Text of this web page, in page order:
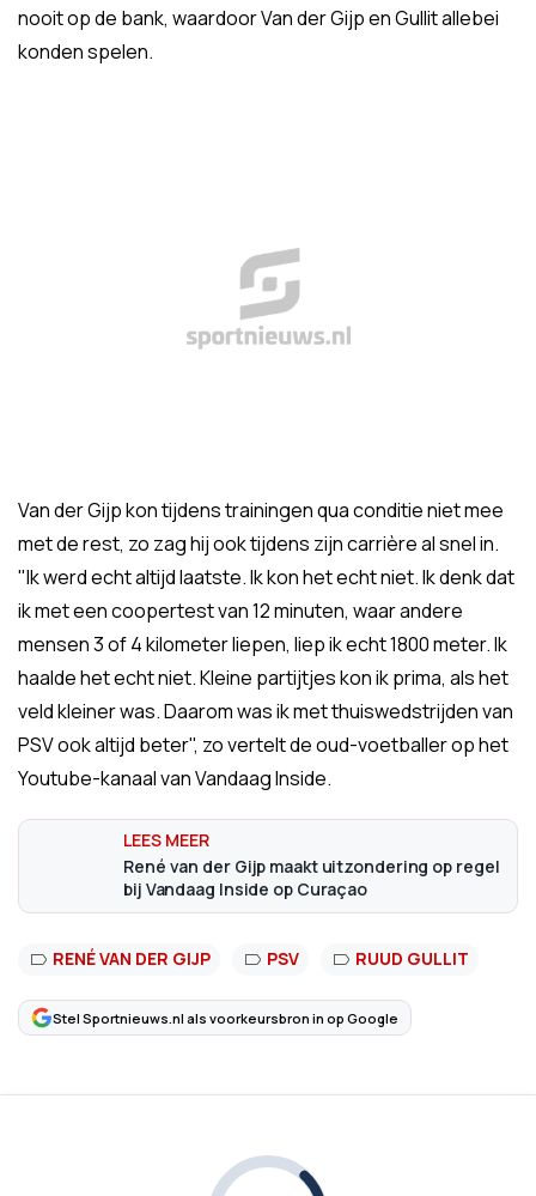
nooit op de bank, waardoor Van der Gijp en Gullit allebei
konden spelen.
Van der Gijp kon tijdens trainingen qua conditie niet mee
met de rest, zo zag hij ook tijdens zijn carrière al snel in.
"Ik werd echt altijd laatste. Ik kon het echt niet. Ik denk dat
ik met een coopertest van 12 minuten, waar andere
mensen 3 of 4 kilometer liepen, liep ik echt 1800 meter. Ik
haalde het echt niet. Kleine partijtjes kon ik prima, als het
veld kleiner was. Daarom was ik met thuiswedstrijden van
PSV ook altijd beter", zo vertelt de oud-voetballer op het
Youtube-kanaal van Vandaag Inside.
René van der Gijp maakt uitzondering op regel
bij Vandaag Inside op Curaçao
RENÉ VAN DER GIJP PSV RUUD GULLIT
Stel Sportnieuws.nl als voorkeursbron in op Google